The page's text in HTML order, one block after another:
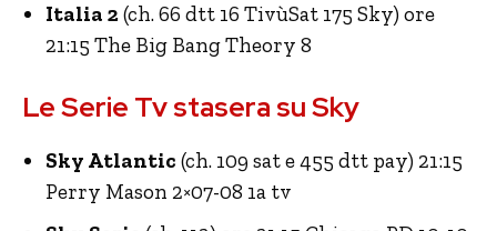
Italia 2(ch. 66 dtt 16 TivùSat 175 Sky) ore
21:15 The Big Bang Theory 8
Le Serie Tv stasera su Sky
Sky Atlantic (ch. 109 sat e 455 dtt pay) 21:15
Perry Mason 2×07-08 1a tv